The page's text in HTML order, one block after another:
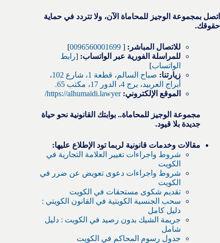
اتصل بمجموعة الوجيز للمحاماة الآن، ولا تتردد في حماية
حقوقك.
للاتصال المباشر: [
0096560001699
]
للمراسلة الفورية عبر الواتساب: [رابط
الواتساب]
زيارتنا:
صباح السالم، قطعة 1، شارع 102،
أبراج العربيد، برج 4، الدور 17، مكتب 65.
الموقع الإلكتروني: https://alhumaidi.lawyer/
مجموعة الوجيز للمحاماة.. بوابتك القانونية نحو حياة
جديدة بلا قيود.
مقالات وخدمات قانونية لربما تود الإطلاع عليها:
شروط واجراءات تغيير العلامة التجارية في
الكويت
شروط واجراءات دعوى تعويض عن ضرر في
الكويت
تقديم شكوى مستحقات في الكويت
سحب الجنسية الكويتية في القانون الكويتي :
دليل كامل
جريمة الشيك بدون رصيد في الكويت : دليل
شامل
جدول رسوم المحاكم في الكويت